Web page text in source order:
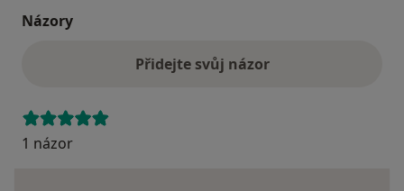
Názory
Přidejte svůj názor
1 názor